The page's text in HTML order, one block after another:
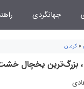
جهانگردی
» کرمان
بزرگ‌ترین یخچال